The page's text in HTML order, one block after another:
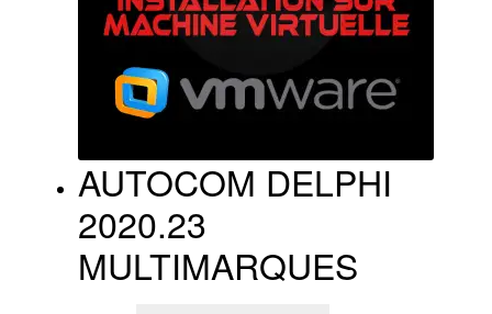
AUTOCOM DELPHI
2020.23
MULTIMARQUES